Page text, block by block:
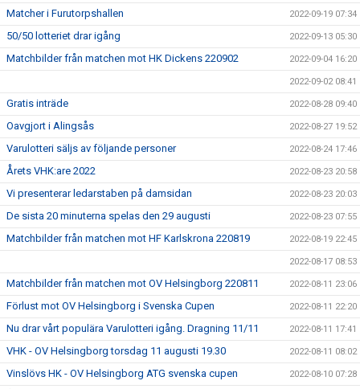
Matcher i Furutorpshallen 2022-09-19 07:34
50/50 lotteriet drar igång 2022-09-13 05:30
Matchbilder från matchen mot HK Dickens 220902 2022-09-04 16:20
2022-09-02 08:41
Gratis inträde 2022-08-28 09:40
Oavgjort i Alingsås 2022-08-27 19:52
Varulotteri säljs av följande personer 2022-08-24 17:46
Årets VHK:are 2022 2022-08-23 20:58
Vi presenterar ledarstaben på damsidan 2022-08-23 20:03
De sista 20 minuterna spelas den 29 augusti 2022-08-23 07:55
Matchbilder från matchen mot HF Karlskrona 220819 2022-08-19 22:45
2022-08-17 08:53
Matchbilder från matchen mot OV Helsingborg 220811 2022-08-11 23:06
Förlust mot OV Helsingborg i Svenska Cupen 2022-08-11 22:20
Nu drar vårt populära Varulotteri igång. Dragning 11/11 2022-08-11 17:41
VHK - OV Helsingborg torsdag 11 augusti 19.30 2022-08-11 08:02
Vinslövs HK - OV Helsingborg ATG svenska cupen 2022-08-10 07:28